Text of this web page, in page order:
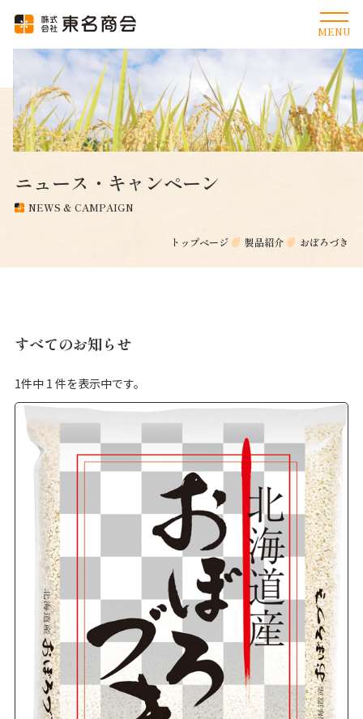
ニュース・キャンペーン
NEWS & CAMPAIGN
トップページ 製品紹介 おぼろづき
すべてのお知らせ
1件中 1 件を表示中です。